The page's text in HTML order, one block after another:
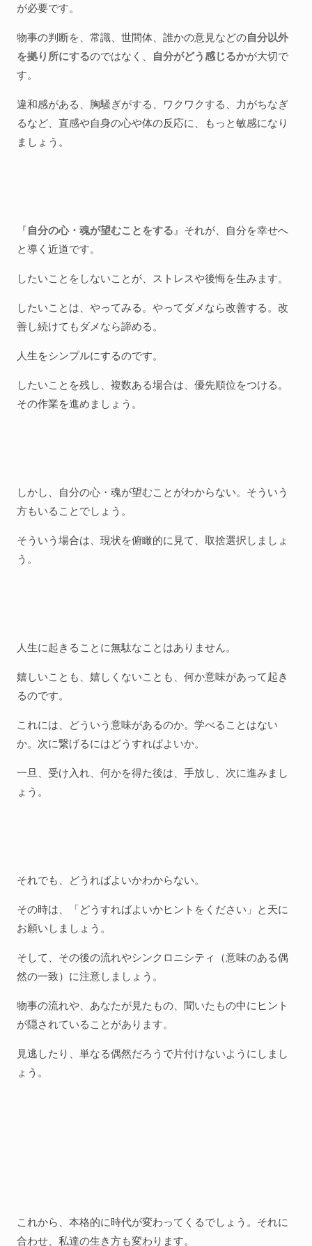
が必要です。
物事の判断を、常識、世間体、誰かの意見などの自分以外
を拠り所にするのではなく、 自分がどう感じるかが大切で
す。
違和感がある、胸騒ぎがする、ワクワクする、力がちなぎ
るなど、直感や自身の心や体の反応に、もっと敏感になり
ましょう。
『自分の心・魂が望むことをする』それが、自分を幸せへ
と導く近道です。
したいことをしないことが、ストレスや後悔を生みます。
したいことは、やってみる。やってダメなら改善する。改
善し続けてもダメなら諦める。
人生をシンプルにするのです。
したいことを残し、複数ある場合は、優先順位をつける。
その作業を進めましょう。
しかし、自分の心・魂が望むことがわからない。そういう
方もいることでしょう。
そういう場合は、現状を俯瞰的に見て、取捨選択しましょ
う。
人生に起きることに無駄なことはありません。
嬉しいことも、嬉しくないことも、何か意味があって起き
るのです。
これには、どういう意味があるのか。学べることはない
か。次に繋げるにはどうすればよいか。
一旦、受け入れ、何かを得た後は、手放し、次に進みまし
ょう。
それでも、どうればよいかわからない。
その時は、「どうすればよいかヒントをください」と天に
お願いしましょう。
そして、その後の流れやシンクロニシティ（意味のある偶
然の一致）に注意しましょう。
物事の流れや、あなたが見たもの、聞いたもの中にヒント
が隠されていることがあります。
見逃したり、単なる偶然だろうで片付けないようにしまし
ょう。
これから、本格的に時代が変わってくるでしょう。それに
合わせ、私達の生き方も変わります。